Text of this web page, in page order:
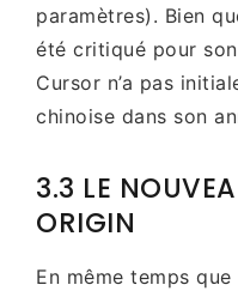
paramètres). Bien
été critiqué pour
Cursor n’a pas
chinoise dans son
3.3 LE
ORIGIN
En même temps que